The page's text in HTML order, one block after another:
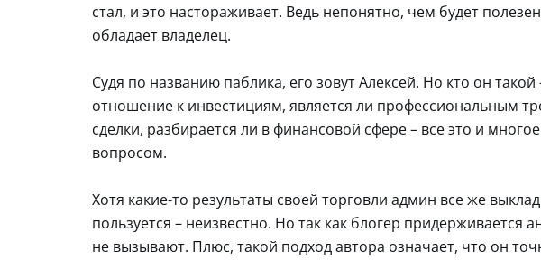
стал, и это настораживает. Ведь непонятно, чем будет
обладает владелец.
Судя по названию паблика, его зовут Алексей. Но кто он
отношение к инвестициям, является ли профессиональным
сделки, разбирается ли в финансовой сфере – все это и
вопросом.
Хотя какие-то результаты своей торговли админ все же
пользуется – неизвестно. Но так как блогер
не вызывают. Плюс, такой подход автора означает, что он